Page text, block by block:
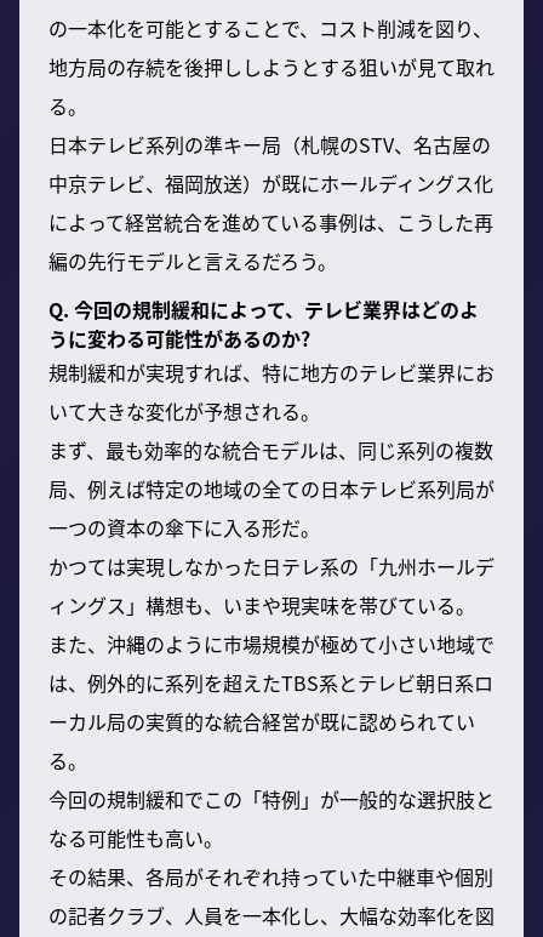
の一本化を可能とすることで、コスト削減を図り、
地方局の存続を後押ししようとする狙いが見て取れ
る。
日本テレビ系列の準キー局（札幌のSTV、名古屋の
中京テレビ、福岡放送）が既にホールディングス化
によって経営統合を進めている事例は、こうした再
編の先行モデルと言えるだろう。
Q. 今回の規制緩和によって、テレビ業界はどのよ
うに変わる可能性があるのか?
規制緩和が実現すれば、特に地方のテレビ業界にお
いて大きな変化が予想される。
まず、最も効率的な統合モデルは、同じ系列の複数
局、例えば特定の地域の全ての日本テレビ系列局が
一つの資本の傘下に入る形だ。
かつては実現しなかった日テレ系の「九州ホールデ
ィングス」構想も、いまや現実味を帯びている。
また、沖縄のように市場規模が極めて小さい地域で
は、例外的に系列を超えたTBS系とテレビ朝日系ロ
ーカル局の実質的な統合経営が既に認められてい
る。
今回の規制緩和でこの「特例」が一般的な選択肢と
なる可能性も高い。
その結果、各局がそれぞれ持っていた中継車や個別
の記者クラブ、人員を一本化し、大幅な効率化を図